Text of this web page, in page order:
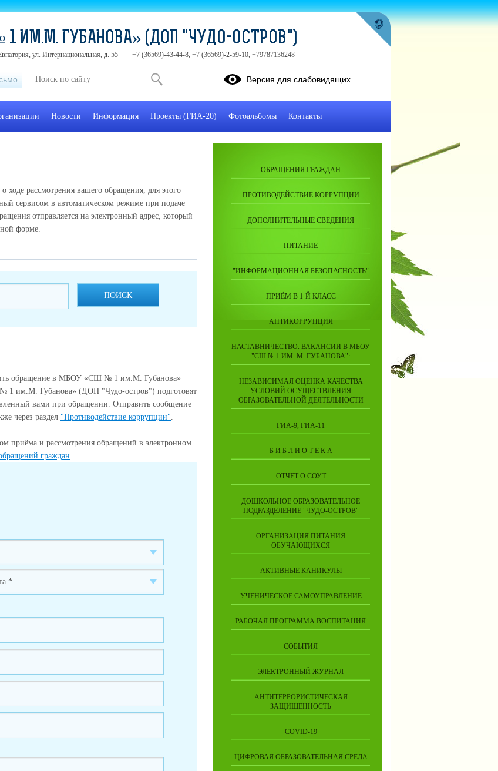
рассмотрения вашего обращения, для этого
сервисом в автоматическом режиме при подаче
отправляется на электронный адрес, который
форме.
ПОИСК
обращение в МБОУ «СШ № 1 им.М. Губанова»
им.М. Губанова» (ДОП "Чудо-остров") подготовят
вами при обращении. Отправить сообщение
через раздел "Противодействие коррупции".
приёма и рассмотрения обращений в электронном
граждан
ОБРАЩЕНИЯ ГРАЖДАН
ПРОТИВОДЕЙСТВИЕ КОРРУПЦИИ
ДОПОЛНИТЕЛЬНЫЕ СВЕДЕНИЯ
ПИТАНИЕ
"ИНФОРМАЦИОННАЯ БЕЗОПАСНОСТЬ"
ПРИЁМ В 1-Й КЛАСС
АНТИКОРРУПЦИЯ
НАСТАВНИЧЕСТВО. ВАКАНСИИ В МБОУ
"СШ № 1 ИМ. М. ГУБАНОВА":
НЕЗАВИСИМАЯ ОЦЕНКА КАЧЕСТВА
УСЛОВИЙ ОСУЩЕСТВЛЕНИЯ
ОБРАЗОВАТЕЛЬНОЙ ДЕЯТЕЛЬНОСТИ
ГИА-9, ГИА-11
Б И Б Л И О Т Е К А
ОТЧЕТ О СОУТ
ДОШКОЛЬНОЕ ОБРАЗОВАТЕЛЬНОЕ
ПОДРАЗДЕЛЕНИЕ "ЧУДО-ОСТРОВ"
ОРГАНИЗАЦИЯ ПИТАНИЯ
ОБУЧАЮЩИХСЯ
АКТИВНЫЕ КАНИКУЛЫ
УЧЕНИЧЕСКОЕ САМОУПРАВЛЕНИЕ
РАБОЧАЯ ПРОГРАММА ВОСПИТАНИЯ
СОБЫТИЯ
ЭЛЕКТРОННЫЙ ЖУРНАЛ
АНТИТЕРРОРИСТИЧЕСКАЯ
ЗАЩИЩЕННОСТЬ
COVID-19
ЦИФРОВАЯ ОБРАЗОВАТЕЛЬНАЯ СРЕДА
ИМ.М. ГУБАНОВА» (ДОП "ЧУДО-ОСТРОВ")
ул. Интернациональная, д. 55 +7 (36569)-43-44-8, +7 (36569)-2-59-10, +79787136248
Версия для слабовидящих
Новости Информация Проекты (ГИА-20) Фотоальбомы Контакты